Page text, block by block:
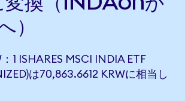
）
1 ISHARES MSCI INDIA ETF
は70,863.6612 KRWに相当し